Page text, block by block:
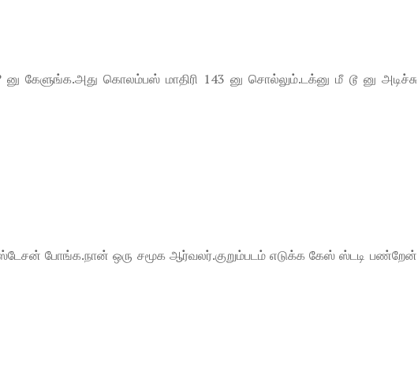
னு கேளுங்க.அது கொலம்பஸ் மாதிரி 143 னு சொல்லும்.டக்னு மீ டூ னு அடிச்சு
போங்க.நான் ஒரு சமூக ஆர்வலர்.குறும்படம் எடுக்க கேஸ் ஸ்டடி பண்றேன்